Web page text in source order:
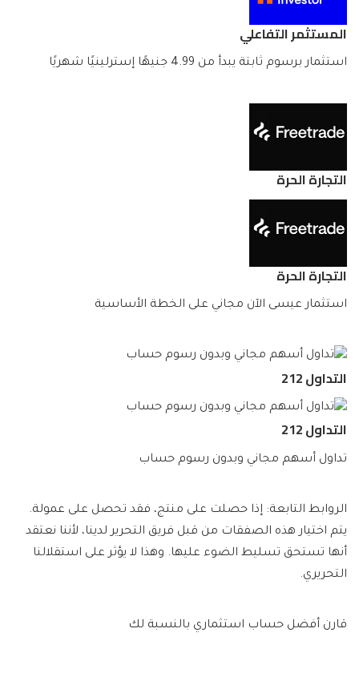
المستثمر التفاعلي
استثمار برسوم ثابتة يبدأ من 4.99 جنيهًا إسترلينيًا شهريًا
التجارة الحرة
التجارة الحرة
استثمار عيسى الآن مجاني على الخطة الأساسية
التداول 212
التداول 212
تداول أسهم مجاني وبدون رسوم حساب
الروابط التابعة: إذا حصلت على منتج، فقد تحصل على عمولة.
يتم اختيار هذه الصفقات من قبل فريق التحرير لدينا، لأننا نعتقد
أنها تستحق تسليط الضوء عليها. وهذا لا يؤثر على استقلالنا
التحريري.
قارن أفضل حساب استثماري بالنسبة لك